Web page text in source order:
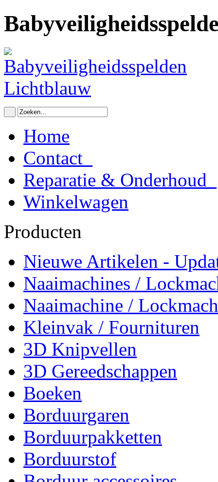
Home
Contact
Reparatie & Onderhoud
Winkelwagen
Producten
Nieuwe Artikelen -
Naaimachines /
Naaimachine /
Kleinvak / Fournituren
3D Knipvellen
3D Gereedschappen
Boeken
Borduurgaren
Borduurpakketten
Borduurstof